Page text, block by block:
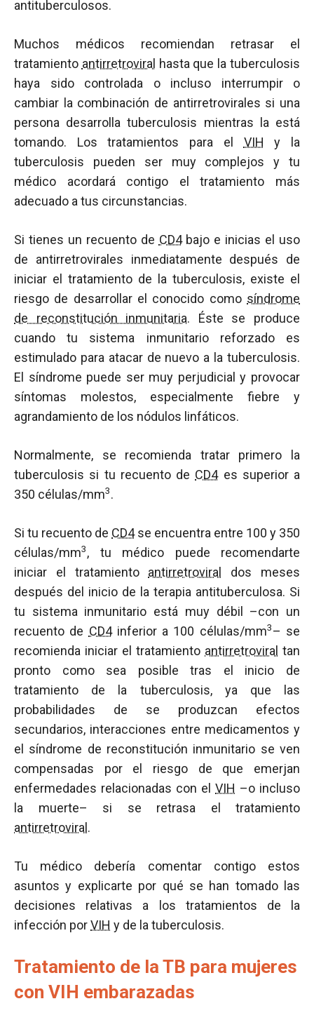
antituberculosos.
Muchos médicos recomiendan retrasar el
tratamiento antirretroviral hasta que la tuberculosis
haya sido controlada o incluso interrumpir o
cambiar la combinación de antirretrovirales si una
persona desarrolla tuberculosis mientras la está
tomando. Los tratamientos para el VIH y la
tuberculosis pueden ser muy complejos y tu
médico acordará contigo el tratamiento más
adecuado a tus circunstancias.
Si tienes un recuento de CD4bajo e inicias el uso
de antirretrovirales inmediatamente después de
iniciar el tratamiento de la tuberculosis, existe el
riesgo de desarrollar el conocido como síndrome
de reconstitución inmunitaria. Éste se produce
cuando tu sistema inmunitario reforzado es
estimulado para atacar de nuevo a la tuberculosis.
El síndrome puede ser muy perjudicial y provocar
síntomas molestos, especialmente fiebre y
agrandamiento de los nódulos linfáticos.
Normalmente, se recomienda tratar primero la
tuberculosis si tu recuento de CD4es superior a
350 células/mm3.
Si tu recuento de CD4se encuentra entre 100 y 350
células/mm3, tu médico puede recomendarte
iniciar el tratamiento antirretroviral
dos meses
después del inicio de la terapia antituberculosa. Si
tu sistema inmunitario está muy débil –con un
recuento de CD4inferior a 100 células/mm3– se
recomienda iniciar el tratamiento antirretroviral tan
pronto como sea posible tras el inicio de
tratamiento de la tuberculosis, ya que las
probabilidades de se produzcan efectos
secundarios, interacciones entre medicamentos y
el síndrome de reconstitución inmunitario se ven
compensadas por el riesgo de que emerjan
enfermedades relacionadas con el VIH –o incluso
la muerte– si se retrasa el tratamiento
antirretroviral .
Tu médico debería comentar contigo estos
asuntos y explicarte por qué se han tomado las
decisiones relativas a los tratamientos de la
infección porVIH y de la tuberculosis.
Tratamiento de la TB para mujeres
con VIH embarazadas